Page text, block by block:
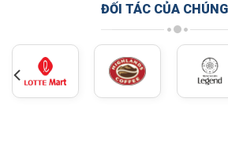
ĐỐI TÁC CỦA